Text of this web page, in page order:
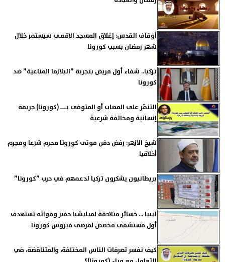
أوقاف القدس: إغلاق المسجد الأقصى سيستمر خلال
شهر رمضان بسبب كورونا
تركيا.. شفاء أول مريض بتجربة ”البلازما المناعية” ضد
كورونا
التنمّر على المصاب أو المتوفى بـــ (كورونا) جريمة
إنسانية ومخالفة شرعية
شيخ الأزهر: رفض دفن موتى كورونا محرم شرعا ومجرم
أخلاقيا
بريطانيون يشكرون تركيا لدعمهم في حرب ”كورونا”
ليبيا ... خسائر متلاحقة لميليشيا حفتر وقواته تستهدف
أول مستشفى مخصص لمرضى فيروس كورونا
كيف نفسر تصرفات الناس المختلفة، والمتناقضة، في